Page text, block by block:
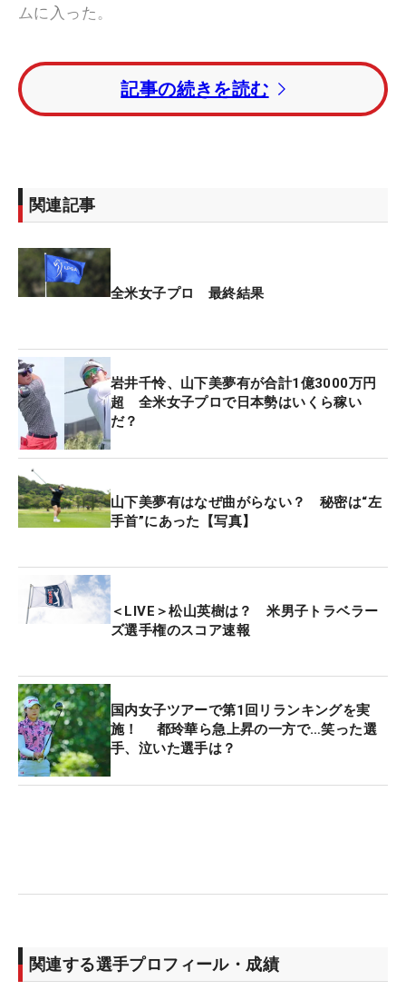
ムに入った。
その豪華な組み合わせを知ったとき、「私だけめっ
ちゃちっちゃい、って思いました（笑）」。身長
150センチの小さな巨人にとって、178センチのネ
ざわざ下に来てくれた。すみません…って
（笑）」。ちょっぴり恥ずかしそうに振り返るが、
けたことは、学ぶことばかりだった。
たらすぐ打つ。けっこう淡々とプレーされていた」
と感じた。この“淡々と”という言葉は、山下が日ご
ろから口癖のように大事にしていること。ネリーも
レクシーも、ともにゴルフの調子は良くなかった
が、ショートゲームなどで要所でしっかり締めてお
り、「私も少しずつレベルアップできるように頑張
りたい」と話した。
ダブルボギーの「73」。トータル2オーバー・6位タ
イで、昨年の2位に続き、2年連続で上位に入った。
2打目を「難しい」グリーンの左に外し、アプロー
た11番を「もったいなかった」と悔やんだが、最後
までしっかり耐えた。
9番パー5では2打目をグリーン奥まで運んでバーデ
ィ、実測117ヤードの17番パー3ではあわやホール
これからに向けて、うれしい手ごたえもある。「今
週からショットが良くなってきて、思い通りのショ
記事の続きを読む
関連記事
全米女子プロ 最終結果
岩井千怜、山下美夢有が合計1億3000万円
超 全米女子プロで日本勢はいくら稼い
だ？
山下美夢有はなぜ曲がらない？ 秘密は“左
手首”にあった【写真】
＜LIVE＞松山英樹は？ 米男子トラベラー
ズ選手権のスコア速報
国内女子ツアーで第1回リランキングを実
施！ 都玲華ら急上昇の一方で…笑った選
手、泣いた選手は？
関連する選手プロフィール・成績